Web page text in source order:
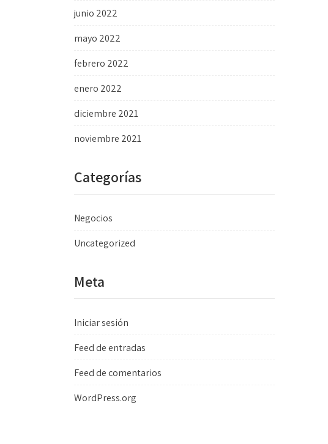
junio 2022
mayo 2022
febrero 2022
enero 2022
diciembre 2021
noviembre 2021
Categorías
Negocios
Uncategorized
Meta
Iniciar sesión
Feed de entradas
Feed de comentarios
WordPress.org